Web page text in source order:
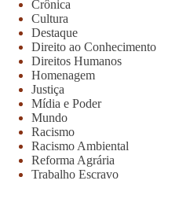
Crônica
Cultura
Destaque
Direito ao Conhecimento
Direitos Humanos
Homenagem
Justiça
Mídia e Poder
Mundo
Racismo
Racismo Ambiental
Reforma Agrária
Trabalho Escravo